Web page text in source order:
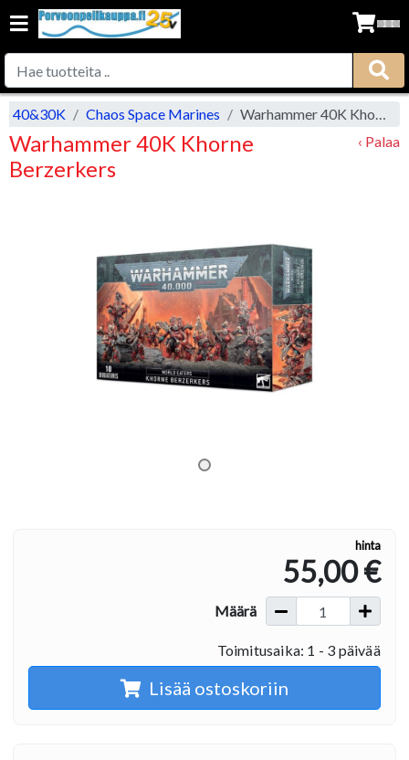
40&30K Chaos Space Marines Warhammer 40K Khorne Berzerkers
Warhammer 40K Khorne
Berzerkers
‹ Palaa
hinta
55,00 €
Määrä
Toimitusaika: 1 - 3 päivää
Lisää ostoskoriin